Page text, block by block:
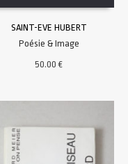
SAINT-EVE HUBERT
Poésie & Image
50.00€